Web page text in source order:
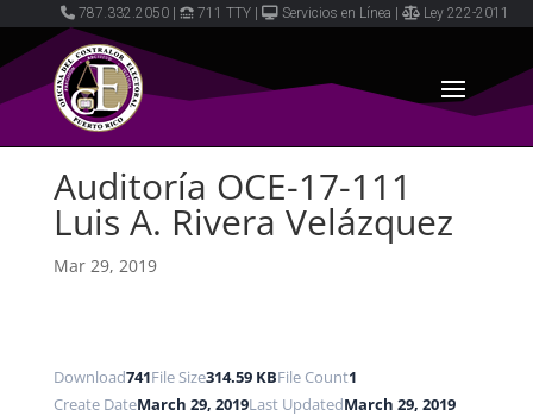
787.332.2050 711 TTY Servicios en Línea Ley 222-2011
Auditoría OCE-17-111
Luis A. Rivera Velázquez
Mar 29, 2019
Download741File Size314.59 KBFile Count1
Create DateMarch 29, 2019Last UpdatedMarch 29, 2019